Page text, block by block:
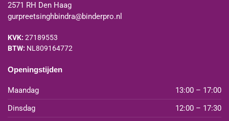
2571 RH Den Haag
gurpreetsinghbindra@binderpro.nl
KVK: 27189553
BTW: NL809164772
Openingstijden
Maandag
13:00 – 17:00
Dinsdag
12:00 – 17:30